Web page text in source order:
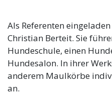
Als Referenten
Christian Berteit. Sie
Hundeschule, einen
Hundesalon. In ihrer
anderem Maulkörbe
an.